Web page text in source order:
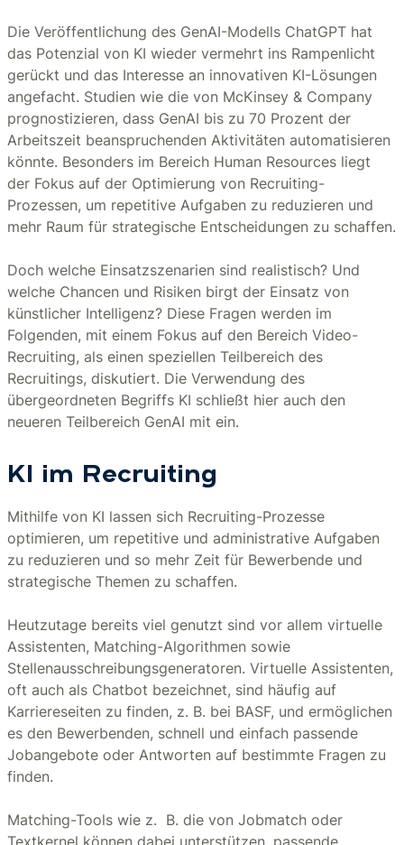
Die Veröffentlichung des GenAI-Modells ChatGPT hat
das Potenzial von KI wieder vermehrt ins Rampenlicht
gerückt und das Interesse an innovativen KI-Lösungen
angefacht. Studien wie die von McKinsey & Company
prognostizieren, dass GenAI bis zu 70 Prozent der
Arbeitszeit beanspruchenden Aktivitäten automatisieren
könnte. Besonders im Bereich Human Resources liegt
der Fokus auf der Optimierung von Recruiting-
Prozessen, um repetitive Aufgaben zu reduzieren und
mehr Raum für strategische Entscheidungen zu schaffen.
Doch welche Einsatzszenarien sind realistisch? Und
welche Chancen und Risiken birgt der Einsatz von
künstlicher Intelligenz? Diese Fragen werden im
Folgenden, mit einem Fokus auf den Bereich Video-
Recruiting, als einen speziellen Teilbereich des
Recruitings, diskutiert. Die Verwendung des
übergeordneten Begriffs KI schließt hier auch den
neueren Teilbereich GenAI mit ein.
KI im Recruiting
Mithilfe von KI lassen sich Recruiting-Prozesse
optimieren, um repetitive und administrative Aufgaben
zu reduzieren und so mehr Zeit für Bewerbende und
strategische Themen zu schaffen.
Heutzutage bereits viel genutzt sind vor allem virtuelle
Assistenten, Matching-Algorithmen sowie
Stellenausschreibungsgeneratoren. Virtuelle Assistenten,
oft auch als Chatbot bezeichnet, sind häufig auf
Karriereseiten zu finden, z. B. bei BASF, und ermöglichen
es den Bewerbenden, schnell und einfach passende
Jobangebote oder Antworten auf bestimmte Fragen zu
finden.
Matching-Tools wie z. B. die von Jobmatch oder
Textkernel können dabei unterstützen, passende